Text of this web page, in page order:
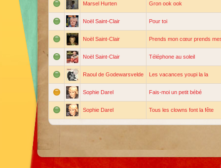
Marsel Hurten Gron ook ook
Noël Saint-Clair Pour toi
Noël Saint-Clair Prends mon cœur prends
Noël Saint-Clair Téléphone au soleil
Raoul de Godewarsvelde Les vacances youpi la la
Sophie Darel Fais-moi un petit bébé
Sophie Darel Tous les clowns font la fête